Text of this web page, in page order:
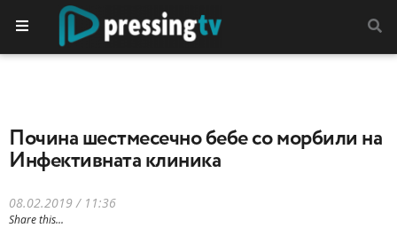
Почина шестмесечно бебе со морбили на
Инфективната клиника
08.02.2019 / 11:36
Share this...